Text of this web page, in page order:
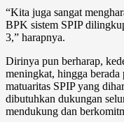
“Kita juga sangat
BPK sistem SPIP
3,” harapnya.
Dirinya pun berharap,
meningkat, hingga
matuaritas SPIP yang
dibutuhkan dukungan
mendukung dan